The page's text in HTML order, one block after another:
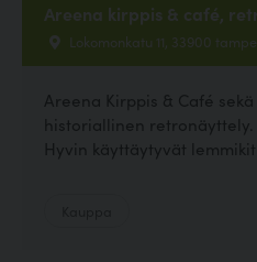
Areena kirppis & café,
Lokomonkatu 11, 33900
Areena Kirppis & Café
historiallinen retronäyttely.
Hyvin käyttäytyvät